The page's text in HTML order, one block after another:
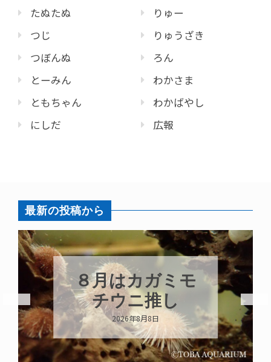
たぬたぬ
つじ
つぼんぬ
とーみん
ともちゃん
にしだ
りゅー
りゅうざき
ろん
わかさま
わかばやし
広報
最新の投稿から
新発売！いちこ
キーホルダー
2026年8月8日